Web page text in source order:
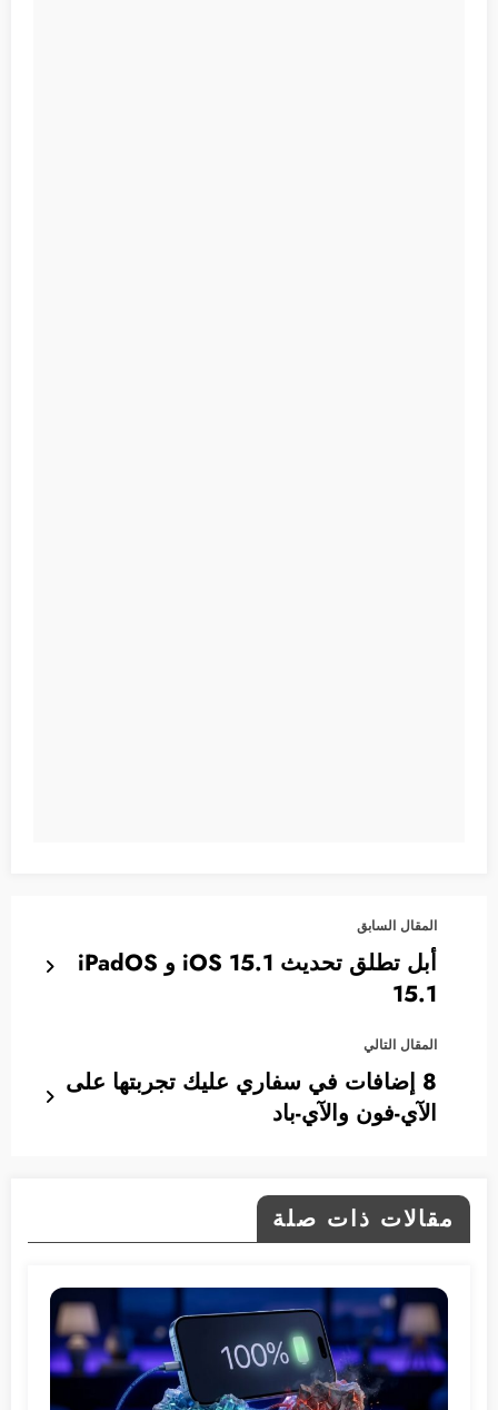
المقال السابق
أبل تطلق تحديث 15.1 iOS و iPadOS
15.1
المقال التالي
8 إضافات في سفاري عليك تجربتها على
الآي-فون والآي-باد
مقالات ذات صلة